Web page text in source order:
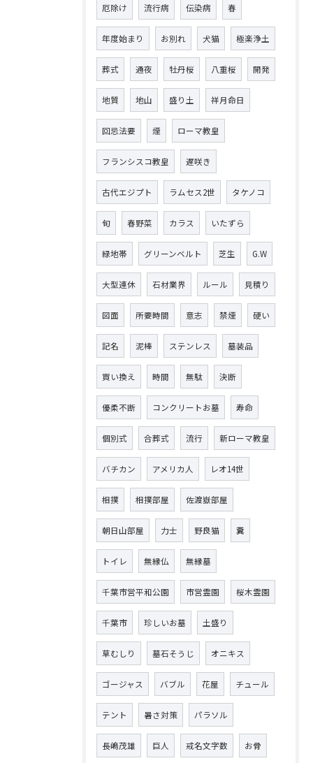
厄除け 流行病 伝染病 春
年度始まり お別れ 犬猫 極楽浄土
葬式 通夜 牡丹桜 八重桜 開発
地質 地山 盛り土 祥月命日
回忌法要 煙 ローマ教皇
フランシスコ教皇 遅咲き
古代エジプト ラムセス2世 タケノコ
旬 春野菜 カラス いたずら
緑地帯 グリーンベルト 芝生 G.W
大型連休 石材業界 ルール 見積り
図面 所要時間 意志 禁煙 硬い
記名 泥棒 ステンレス 墓装品
買い換え 時間 無駄 決断
優柔不断 コンクリートお墓 寿命
個別式 合葬式 流行 新ローマ教皇
バチカン アメリカ人 レオ14世
相撲 相撲部屋 佐渡嶽部屋
朝日山部屋 力士 野良猫 糞
トイレ 無縁仏 無縁墓
千葉市営平和公園 市営霊園 桜木霊園
千葉市 珍しいお墓 土盛り
草むしり 墓石そうじ オニキス
ゴージャス バブル 花屋 チュール
テント 暑さ対策 パラソル
長嶋茂雄 巨人 戒名文字数 お骨